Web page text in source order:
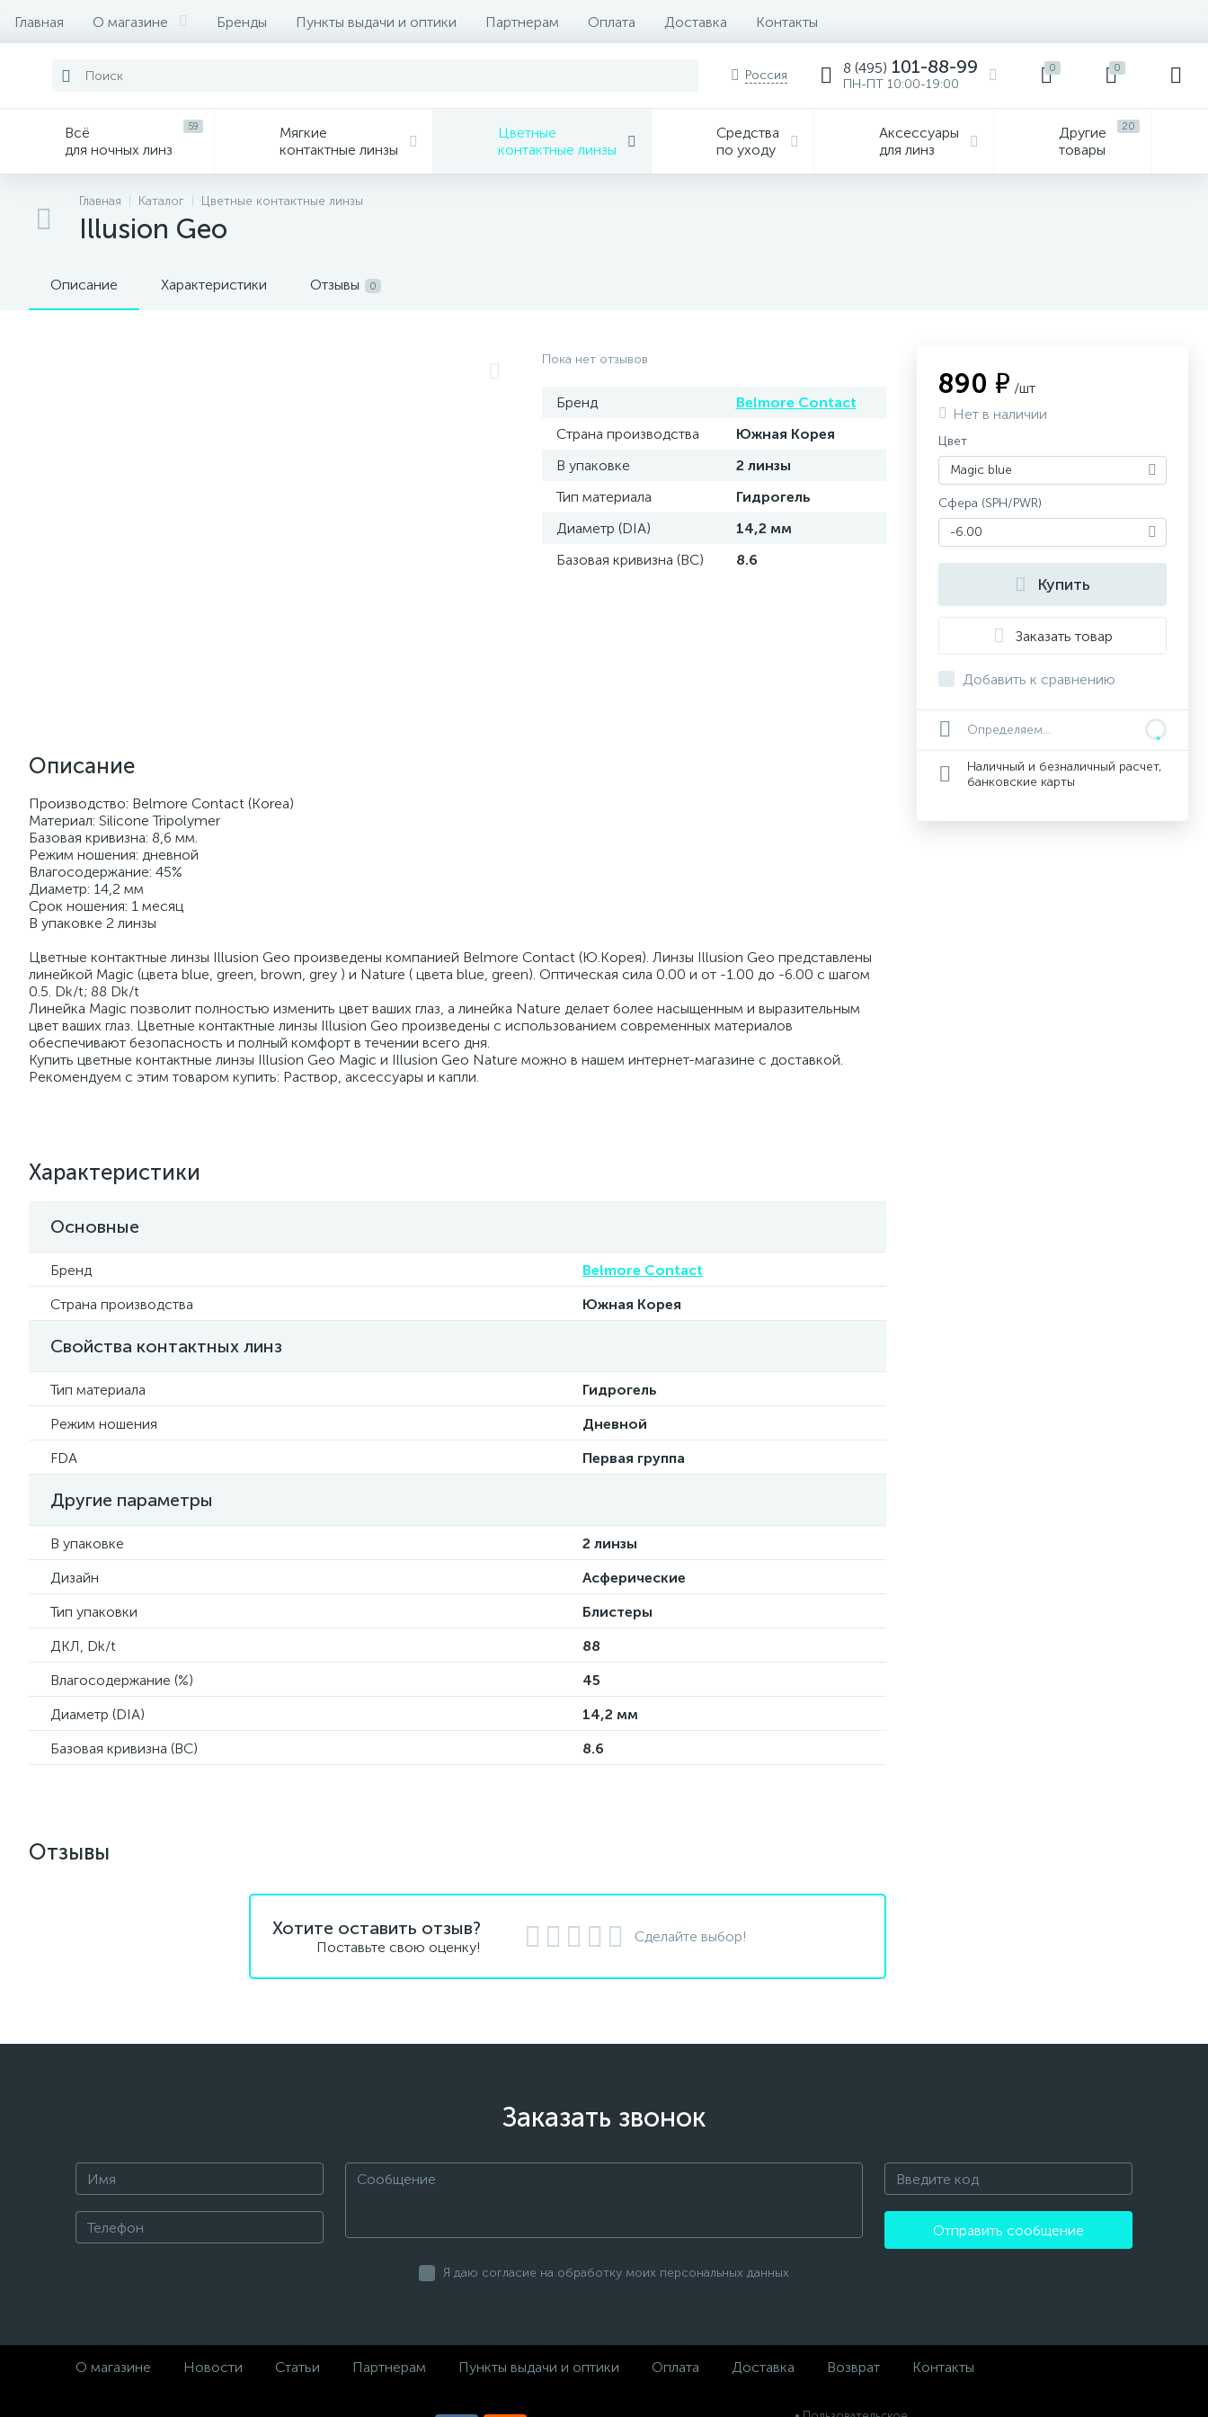
Главная О магазине Бренды Пункты выдачи и оптики Партнерам Оплата Доставка Контакты
Россия 8 (495) 101-88-99
ПН-ПТ 10:00-19:00
0 0
Всё
для ночных линз
59
Мягкие
контактные линзы
Цветные
контактные линзы
Средства
по уходу
Аксессуары
для линз
Другие
товары
20
Главная Каталог Цветные контактные линзы
Illusion Geo
Описание Характеристики Отзывы 0
Пока нет отзывов
Бренд
Belmore Contact
Страна производства
Южная Корея
В упаковке
2 линзы
Тип материала
Гидрогель
Диаметр (DIA)
14,2 мм
Базовая кривизна (BC)
8.6
Описание
Производство: Belmore Contact (Korea)
Материал: Silicone Tripolymer
Базовая кривизна: 8,6 мм.
Режим ношения: дневной
Влагосодержание: 45%
Диаметр: 14,2 мм
Срок ношения: 1 месяц
В упаковке 2 линзы
Цветные контактные линзы Illusion Geo произведены компанией Belmore Contact (Ю.Корея). Линзы Illusion Geo представлены
линейкой Мagic (цвета blue, green, brown, grey ) и Nature ( цвета blue, green). Оптическая сила 0.00 и от -1.00 до -6.00 с шагом
0.5. Dk/t; 88 Dk/t
Линейка Мagic позволит полностью изменить цвет ваших глаз, а линейка Nature делает более насыщенным и выразительным
цвет ваших глаз. Цветные контактные линзы Illusion Geo произведены с использованием современных материалов
обеспечивают безопасность и полный комфорт в течении всего дня.
Купить цветные контактные линзы Illusion Geo Мagic и Illusion Geo Nature можно в нашем интернет-магазине с доставкой.
Рекомендуем с этим товаром купить: Раствор, аксессуары и капли.
Характеристики
Основные
Бренд
Belmore Contact
Страна производства
Южная Корея
Свойства контактных линз
Тип материала
Гидрогель
Режим ношения
Дневной
FDA
Первая группа
Другие параметры
В упаковке
2 линзы
Дизайн
Асферические
Тип упаковки
Блистеры
ДКЛ, Dk/t
88
Влагосодержание (%)
45
Диаметр (DIA)
14,2 мм
Базовая кривизна (BC)
8.6
890 ₽ /шт
Нет в наличии
Цвет
Мagic blue
Сфера (SPH/PWR)
-6.00
Купить
Заказать товар
Добавить к сравнению
Определяем...
Наличный и безналичный расчет,
банковские карты
Отзывы
Хотите оставить отзыв?
Поставьте свою оценку!
Сделайте выбор!
Заказать звонок
Отправить сообщение
Я даю согласие на обработку моих персональных данных
О магазине Новости Статьи Партнерам Пункты выдачи и оптики Оплата Доставка Возврат Контакты